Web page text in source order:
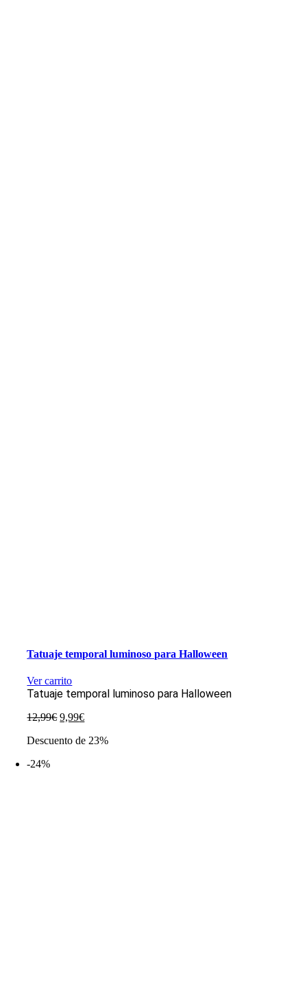
Tatuaje temporal luminoso para Halloween
Ver carrito
Tatuaje temporal luminoso para Halloween
12,99€ El
original
9,99€El
actual
Descuento de 23%
-24%